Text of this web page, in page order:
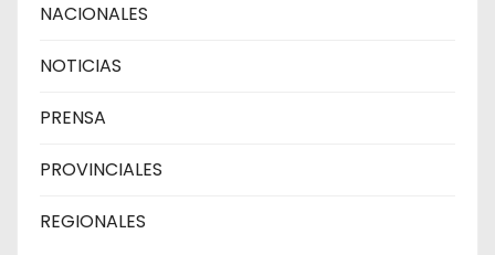
NACIONALES
NOTICIAS
PRENSA
PROVINCIALES
REGIONALES